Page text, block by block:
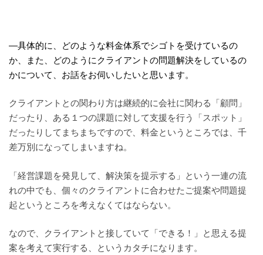
—具体的に、どのような料金体系でシゴトを受けているの
か、また、どのようにクライアントの問題解決をしているの
かについて、お話をお伺いしたいと思います。
クライアントとの関わり方は継続的に会社に関わる「顧問」
だったり、ある１つの課題に対して支援を行う「スポット」
だったりしてまちまちですので、料金というところでは、千
差万別になってしまいますね。
「経営課題を発見して、解決策を提示する」という一連の流
れの中でも、個々のクライアントに合わせたご提案や問題提
起というところを考えなくてはならない。
なので、クライアントと接していて「できる！」と思える提
案を考えて実行する、というカタチになります。